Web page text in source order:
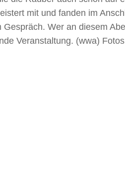
mit und fanden im
Wer an diesem
Veranstaltung. (wwa)